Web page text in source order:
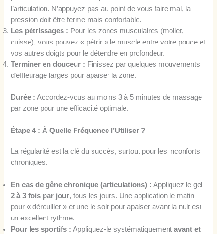
l’articulation. N’appuyez pas au point de vous faire mal, la
pression doit être ferme mais confortable.
Les pétrissages : Pour les zones musculaires (mollet,
cuisse), vous pouvez « pétrir » le muscle entre votre pouce et
vos autres doigts pour le détendre en profondeur.
Terminer en douceur : Finissez par quelques mouvements
d’effleurage larges pour apaiser la zone.
Durée : Accordez-vous au moins 3 à 5 minutes de massage
par zone pour une efficacité optimale.
Étape 4 : À Quelle Fréquence l’Utiliser ?
La régularité est la clé du succès, surtout pour les inconforts
chroniques.
En cas de gêne chronique (articulations) : Appliquez le gel
2 à 3 fois par jour, tous les jours. Une application le matin
pour « dérouiller » et une le soir pour apaiser avant la nuit est
un excellent rythme.
Pour les sportifs : Appliquez-le systématiquementavant et